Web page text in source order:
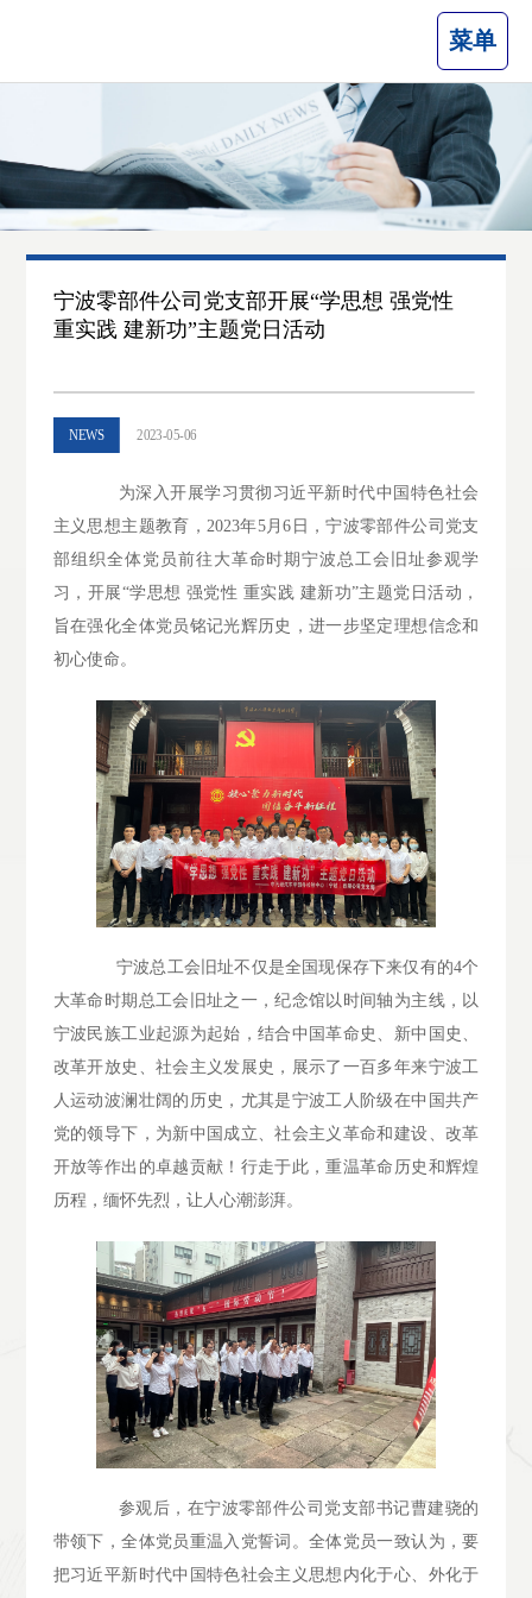
菜单
宁波零部件公司党支部开展“学思想 强党性
重实践 建新功”主题党日活动
NEWS 2023-05-06
为深入开展学习贯彻习近平新时代中国特色社会
主义思想主题教育，2023年5月6日，宁波零部件公司党支
部组织全体党员前往大革命时期宁波总工会旧址参观学
习，开展“学思想 强党性 重实践 建新功”主题党日活动，
旨在强化全体党员铭记光辉历史，进一步坚定理想信念和
初心使命。
宁波总工会旧址不仅是全国现保存下来仅有的4个
大革命时期总工会旧址之一，纪念馆以时间轴为主线，以
宁波民族工业起源为起始，结合中国革命史、新中国史、
改革开放史、社会主义发展史，展示了一百多年来宁波工
人运动波澜壮阔的历史，尤其是宁波工人阶级在中国共产
党的领导下，为新中国成立、社会主义革命和建设、改革
开放等作出的卓越贡献！行走于此，重温革命历史和辉煌
历程，缅怀先烈，让人心潮澎湃。
参观后，在宁波零部件公司党支部书记曹建骁的
带领下，全体党员重温入党誓词。全体党员一致认为，要
把习近平新时代中国特色社会主义思想内化于心、外化于